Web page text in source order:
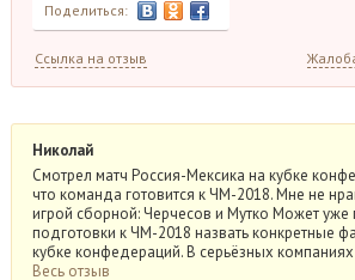
Поделиться:
Ссылка на отзыв
Николай
Смотрел матч Россия-Мексика на кубке
что команда готовится к ЧМ-2018. Мне не
игрой сборной: Черчесов и Мутко Может уже
подготовки к ЧМ-2018 назвать конкретные
кубке конфедераций. В серьёзных компаниях
Весь отзыв